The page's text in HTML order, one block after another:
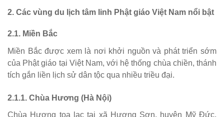
2. Các vùng du lịch tâm linh Phật giáo Việt Nam nổi bật
2.1. Miền Bắc
Miền Bắc được xem là nơi khởi nguồn và phát triển sớm
của Phật giáo tại Việt Nam, với hệ thống chùa chiền, thánh
tích gắn liền lịch sử dân tộc qua nhiều triều đại.
2.1.1. Chùa Hương (Hà Nội)
Chùa Hương tọa lạc tại xã Hương Sơn, huyện Mỹ Đức,